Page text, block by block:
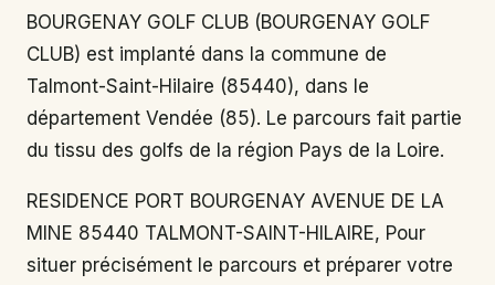
BOURGENAY GOLF CLUB (BOURGENAY GOLF
CLUB) est implanté dans la commune de
Talmont-Saint-Hilaire (85440), dans le
département Vendée (85). Le parcours fait partie
du tissu des golfs de la région Pays de la Loire.
RESIDENCE PORT BOURGENAY AVENUE DE LA
MINE 85440 TALMONT-SAINT-HILAIRE, Pour
situer précisément le parcours et préparer votre